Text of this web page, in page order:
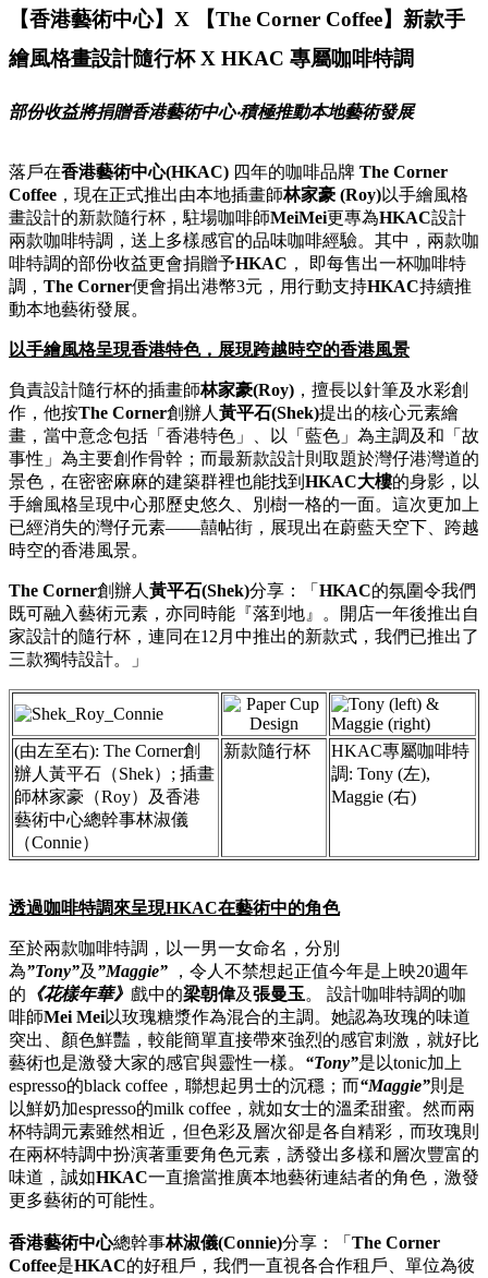
【香港藝術中心】X 【The Corner Coffee】新款手
繪風格畫設計隨行杯 X HKAC 專屬咖啡特調
部份收益將捐贈香港藝術中心‧積極推動本地藝術發展
落戶在香港藝術中心(HKAC) 四年的咖啡品牌 The Corner
Coffee ，現在正式推出由本地插畫師林家豪 (Roy)以手繪風格
畫設計的新款隨行杯，駐場咖啡師MeiMei更專為HKAC設計
兩款咖啡特調，送上多樣感官的品味咖啡經驗。其中，兩款咖
啡特調的部份收益更會捐贈予HKAC ， 即每售出一杯咖啡特
調， The Corner便會捐出港幣3元，用行動支持HKAC持續推
動本地藝術發展。
以手繪風格呈現香港特色，展現跨越時空的香港風景
負責設計隨行杯的插畫師林家豪(Roy) ，擅長以針筆及水彩創
作，他按The Corner創辦人 黃平石(Shek)提出的核心元素繪
畫，當中意念包括「香港特色」、以「藍色」為主調及和「故
事性」為主要創作骨幹；而最新款設計則取題於灣仔港灣道的
景色，在密密麻麻的建築群裡也能找到 HKAC大樓的身影，以
手繪風格呈現中心那歷史悠久、別樹一格的一面。這次更加上
已經消失的灣仔元素——囍帖街，展現出在蔚藍天空下、跨越
時空的香港風景。
The Corner創辦人 黃平石(Shek)分享：「 HKAC的氛圍令我們
既可融入藝術元素，亦同時能『落到地』。開店一年後推出自
家設計的隨行杯，連同在12月中推出的新款式，我們已推出了
三款獨特設計。」
(由左至右): The Corner創
辦人黃平石（Shek）; 插畫
師林家豪（Roy）及香港
藝術中心總幹事林淑儀
（Connie）
新款隨行杯
HKAC專屬咖啡特
調: Tony (左),
Maggie (右)
透過咖啡特調來呈現HKAC在藝術中的角色
至於兩款咖啡特調，以一男一女命名，分別
為”Tony”及 ”Maggie” ，令人不禁想起正值今年是上映20週年
的 《花樣年華》 戲中的梁朝偉及張曼玉。 設計咖啡特調的咖
啡師Mei Mei以玫瑰糖漿作為混合的主調。她認為玫瑰的味道
突出、顏色鮮豔，較能簡單直接帶來強烈的感官刺激，就好比
藝術也是激發大家的感官與靈性一樣。 “Tony”是以tonic加上
espresso的black coffee，聯想起男士的沉穩；而“Maggie”則是
以鮮奶加espresso的milk coffee，就如女士的溫柔甜蜜。然而兩
杯特調元素雖然相近，但色彩及層次卻是各自精彩，而玫瑰則
在兩杯特調中扮演著重要角色元素，誘發出多樣和層次豐富的
味道，誠如HKAC一直擔當推廣本地藝術連結者的角色，激發
更多藝術的可能性。
香港藝術中心總幹事林淑儀(Connie)分享：「 The Corner
Coffee是HKAC的好租戶，我們一直視各合作租戶、單位為彼